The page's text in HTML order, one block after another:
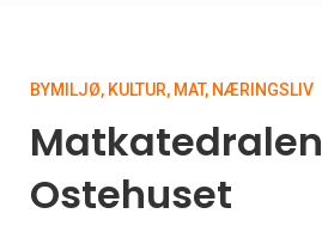
BYMILJØ, KULTUR, MAT, NÆRINGSLIV
Matkatedralen
Ostehuset